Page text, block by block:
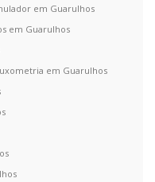
em Guarulhos
em Guarulhos
em Guarulhos